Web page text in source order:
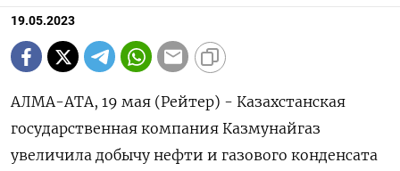
19.05.2023
АЛМА-АТА, 19 мая (Рейтер) - Казахстанская
государственная компания Казмунайгаз
увеличила добычу нефти и газового конденсата